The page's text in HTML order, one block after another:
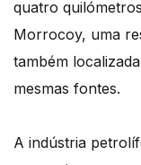
quatro
Morrocoy, uma
também
mesmas fontes.
A indústria